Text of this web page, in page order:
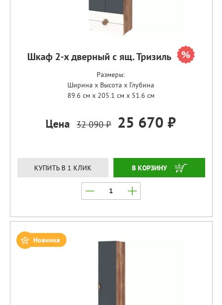
Шкаф 2-х дверный с ящ. Тризиль
Размеры:
Ширина x Высота x Глубина
89.6 см x 205.1 см x 51.6 см
Цена 32 090 ₽ 25 670 ₽
КУПИТЬ В 1 КЛИК ЗАКАЗАТЬ
Новинка